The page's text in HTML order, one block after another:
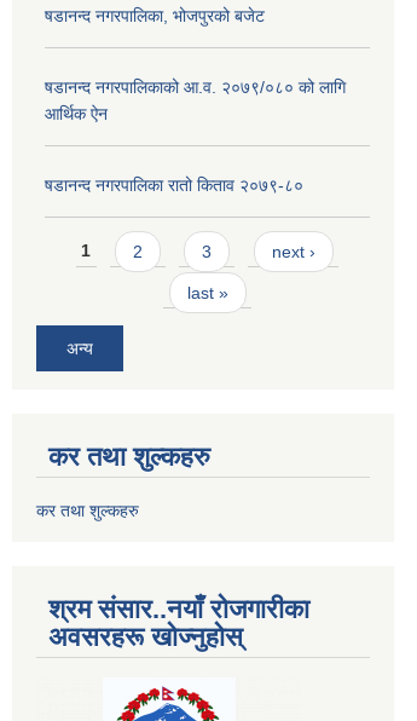
षडानन्द नगरपालिका, भोजपुरको बजेट
षडानन्द नगरपालिकाको आ.व. २०७९/०८० को लागि
आर्थिक ऐन
षडानन्द नगरपालिका रातो किताव २०७९-८०
Pages
1 2 3 next ›
last »
अन्य
कर तथा शुल्कहरु
कर तथा शुल्कहरु
श्रम संसार..नयाँ रोजगारीका
अवसरहरू खोज्नुहोस्